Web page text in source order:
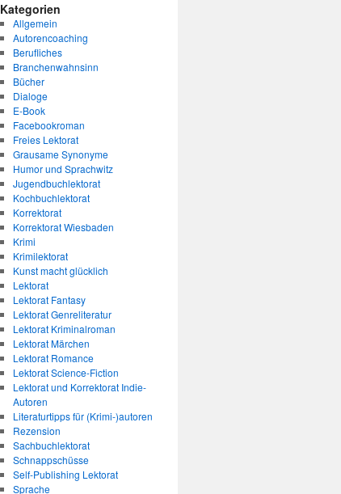
Kategorien
Allgemein
Autorencoaching
Berufliches
Branchenwahnsinn
Bücher
Dialoge
E-Book
Facebookroman
Freies Lektorat
Grausame Synonyme
Humor und Sprachwitz
Jugendbuchlektorat
Kochbuchlektorat
Korrektorat
Korrektorat Wiesbaden
Krimi
Krimilektorat
Kunst macht glücklich
Lektorat
Lektorat Fantasy
Lektorat Genreliteratur
Lektorat Kriminalroman
Lektorat Märchen
Lektorat Romance
Lektorat Science-Fiction
Lektorat und Korrektorat Indie-
Autoren
Literaturtipps für (Krimi-)autoren
Rezension
Sachbuchlektorat
Schnappschüsse
Self-Publishing Lektorat
Sprache